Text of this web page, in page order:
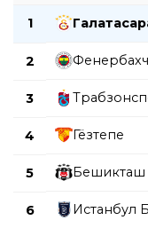
1
2
3
4 Гёзтепе
5 Бешикташ
6 Истанбул